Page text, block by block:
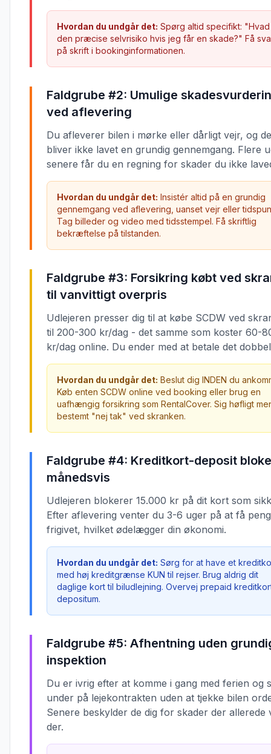
Hvordan du undgår det: Spørg altid specifikt:
den præcise selvrisiko hvis jeg får en skade?" Få
på skrift i bookinginformationen.
Faldgrube #2: Umulige
ved aflevering
Du afleverer bilen i mørke eller dårligt vejr, og
bliver ikke lavet en grundig gennemgang. Flere
senere får du en regning for skader du ikke
Hvordan du undgår det: Insistér altid på en grundig
gennemgang ved aflevering, uanset vejr eller
Tag billeder og video med tidsstempel. Få skriftlig
bekræftelse på tilstanden.
Faldgrube #3: Forsikring købt ved
til vanvittigt overpris
Udlejeren presser dig til at købe SCDW ved
til 200-300 kr/dag - det samme som koster 60-
kr/dag online. Du ender med at betale det
Hvordan du undgår det: Beslut dig INDEN du
Køb enten SCDW online ved booking eller brug en
uafhængig forsikring som RentalCover. Sig høfligt
bestemt "nej tak" ved skranken.
Faldgrube #4: Kreditkort-deposit
månedsvis
Udlejeren blokerer 15.000 kr på dit kort som
Efter aflevering venter du 3-6 uger på at få
frigivet, hvilket ødelægger din økonomi.
Hvordan du undgår det: Sørg for at have et
med høj kreditgrænse KUN til rejser. Brug aldrig dit
daglige kort til biludlejning. Overvej prepaid
depositum.
Faldgrube #5: Afhentning uden
inspektion
Du er ivrig efter at komme i gang med ferien og
under på lejekontrakten uden at tjekke bilen
Senere beskylder de dig for skader der allerede
der.